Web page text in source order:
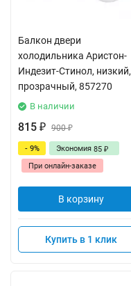
Балкон двери
холодильника Аристон-
Индезит-Стинол, низкий,
прозрачный, 857270
В наличии
815 ₽ 900₽
- 9% Экономия 85 ₽
При онлайн-заказе
В корзину
Купить в 1 клик